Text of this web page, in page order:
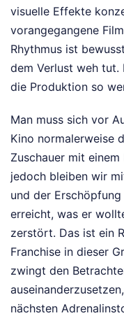
visuelle Effekte
vorangegangene
Rhythmus ist
dem Verlust weh tut.
die Produktion so
Man muss sich vor
Kino normalerweise
Zuschauer mit
jedoch bleiben wir
und der
erreicht, was er
zerstört. Das ist ein
Franchise in dieser
zwingt den
nächsten